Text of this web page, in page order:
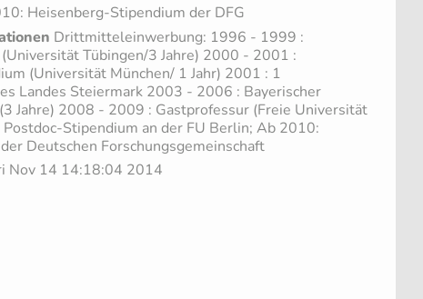
Heisenberg-Stipendium der DFG
Drittmitteleinwerbung: 1996 - 1999 :
Tübingen/3 Jahre) 2000 - 2001 :
(Universität München/ 1 Jahr) 2001 : 1
Landes Steiermark 2003 - 2006 : Bayerischer
Jahre) 2008 - 2009 : Gastprofessur (Freie Universität
Stipendium an der FU Berlin; Ab 2010:
Deutschen Forschungsgemeinschaft
Nov 14 14:18:04 2014